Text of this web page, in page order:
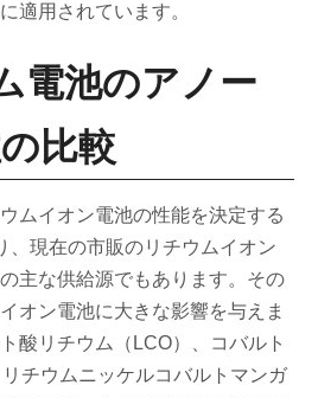
適用されています。
電池のアノー
比較
ムイオン電池の性能を決定する
、現在の市販のリチウムイオン
主な供給源でもあります。その
オン電池に大きな影響を与えま
酸リチウム（LCO）、コバルト
チウムニッケルコバルトマンガ